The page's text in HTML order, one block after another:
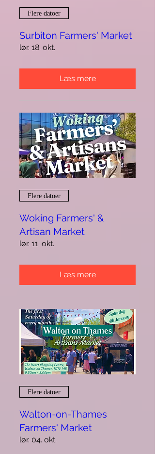
Flere datoer
Surbiton Farmers' Market
lør. 18. okt.
Læs mere
Flere datoer
Woking Farmers' &
Artisan Market
lør. 11. okt.
Læs mere
Flere datoer
Walton-on-Thames
Farmers' Market
lør. 04. okt.